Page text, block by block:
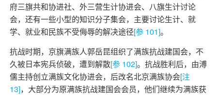
府三旗共和协进社、外三营生计协进会、八旗生计讨论
会，还有一些小型的知识分子集会，主要讨论生计、就
学、就业和民族不受侮辱的解决途径[参 101]。
抗战时期，京旗满族人郭岳昆组织了满族抗战建国会，不
久被日本宪兵侦破，遭到解散[参 102]。抗战胜利后，由溥
儒主持创立满族文化协进会，后改名北京满族协会[注
13]，大部分为原满族抗战建国会会员，他们继续为满族获